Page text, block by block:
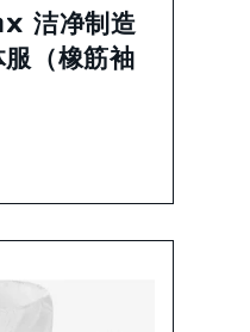
洁净制造
（橡筋袖